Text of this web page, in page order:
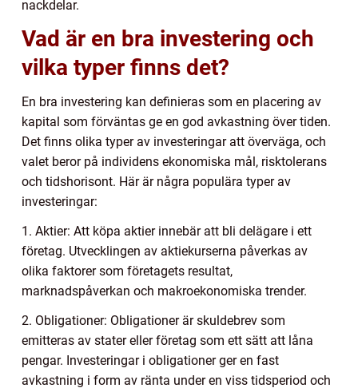
nackdelar.
Vad är en bra investering och
vilka typer finns det?
En bra investering kan definieras som en placering av
kapital som förväntas ge en god avkastning över tiden.
Det finns olika typer av investeringar att överväga, och
valet beror på individens ekonomiska mål, risktolerans
och tidshorisont. Här är några populära typer av
investeringar:
1. Aktier: Att köpa aktier innebär att bli delägare i ett
företag. Utvecklingen av aktiekurserna påverkas av
olika faktorer som företagets resultat,
marknadspåverkan och makroekonomiska trender.
2. Obligationer: Obligationer är skuldebrev som
emitteras av stater eller företag som ett sätt att låna
pengar. Investeringar i obligationer ger en fast
avkastning i form av ränta under en viss tidsperiod och